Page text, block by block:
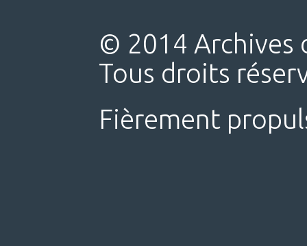
© 2014 Archives
Tous droits
Fièrement